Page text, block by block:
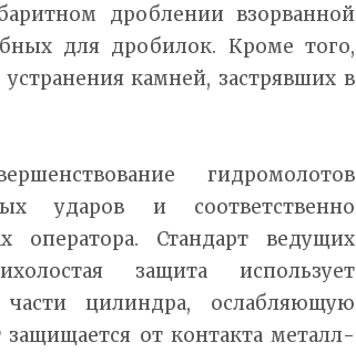
дроблении взорванной
для дробилок. Кроме того,
камней, застрявших в
гидромолотов
ударов и соответственно
оператора. Стандарт ведущих
защита использует
цилиндра, ослабляющую
от контакта металл-